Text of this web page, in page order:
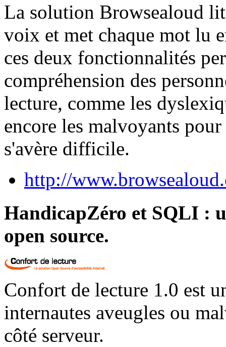
La solution Browsealoud
voix et met chaque mot lu
ces deux fonctionnalités
compréhension des
lecture, comme les
encore les malvoyants
s'avère difficile.
http://
HandicapZéro et SQLI :
open source.
Confort de lecture 1.0 est
internautes aveugles ou
côté serveur.